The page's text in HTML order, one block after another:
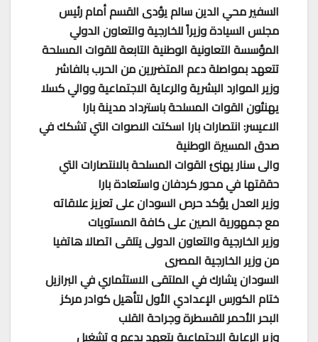
السفير محي الدين سالم يؤدى القسم أمام رئيس
مجلس السيادة وزيراً للخارجية والتعاون الدولي
المؤسسة التعاونية الوطنية التابعة للقوات المسلحة
تتعهد بمواصلة دعم المتضررين من الحرب بالفاشر
وزير الموارد البشرية والرعاية الاجتماعية ووالي كسلا
يهنئون القوات المسلحة باسترداد مدينة بارا
الاعيسر: انتصارات بارا اسكتت الاصوات التي تشكك في
صدق المسيرة الوطنية
والى سنار يهنئ القوات المسلحة بالانتصارات التي
حققتها في محور كردفان واستعادة بارا
وزير العدل يؤكد حرص السودان على تعزيز علاقاته
مع جمهورية الصين على كافة المستويات
وزير الخارجية والتعاون الدولى يتلقى اتصالا هاتفيا
من وزير الخارجية المصرى
السودان يشارك في الملتقى الاستثماري في البرازيل
ختام الكورس الإعدادي الأول لتأهيل كوادر مركز
البحر الأحمر للقسطرة وجراحة القلب
وزير الرعاية الاجتماعية يتعهد بدعم و تشغيل